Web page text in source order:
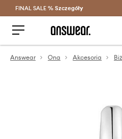
Oszczędzaj z
FINAL SALE % Szczegóły
Answear Ona Akcesoria